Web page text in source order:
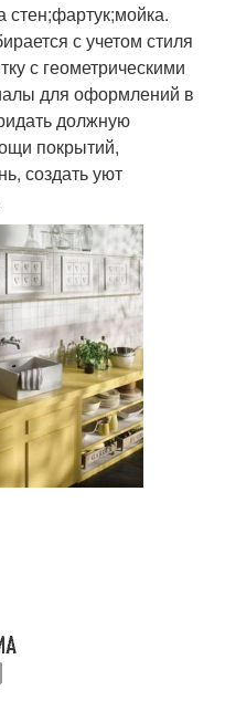
стен;фартук;мойка.
с учетом стиля
с геометрическими
для оформлений в
должную
покрытий,
создать уют